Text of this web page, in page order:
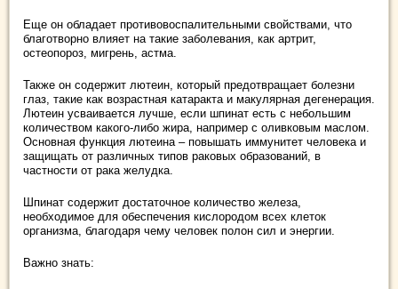
Еще он обладает противовоспалительными свойствами, что
благотворно влияет на такие заболевания, как артрит,
остеопороз, мигрень, астма.
Также он содержит лютеин, который предотвращает болезни
глаз, такие как возрастная катаракта и макулярная дегенерация.
Лютеин усваивается лучше, если шпинат есть с небольшим
количеством какого-либо жира, например с оливковым маслом.
Основная функция лютеина – повышать иммунитет человека и
защищать от различных типов раковых образований, в
частности от рака желудка.
Шпинат содержит достаточное количество железа,
необходимое для обеспечения кислородом всех клеток
организма, благодаря чему человек полон сил и энергии.
Важно знать: